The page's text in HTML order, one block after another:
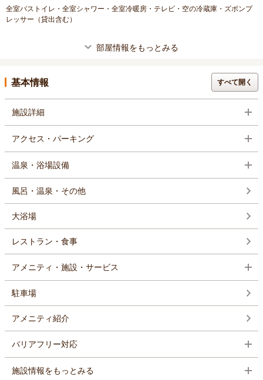
全室バストイレ・全室シャワー・全室冷暖房・テレビ・空の冷蔵庫・ズボンプ
レッサー（貸出含む）
部屋情報をもっとみる
基本情報 すべて開く
施設詳細
アクセス・パーキング
温泉・浴場設備
風呂・温泉・その他
大浴場
レストラン・食事
アメニティ・施設・サービス
駐車場
アメニティ紹介
バリアフリー対応
施設情報をもっとみる